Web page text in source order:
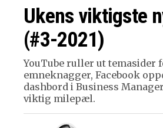
Ukens viktigste
(#3-2021)
YouTube ruller ut temasider
emneknagger, Facebook
dashbord i Business
viktig milepæl.